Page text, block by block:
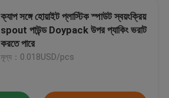
ক্যাপ সঙ্গে হোয়াইট প্লাস্টিক স্পাউট স্বয়ংক্রিয়
spout পাউন্ড Doypack উপর প্যাকিং ভরাট
করতে পারে
মূল্য：0.018USD/pcs